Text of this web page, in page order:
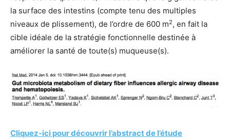
la surface des intestins (compte tenu des multiples
niveaux de plissement), de l’ordre de 600 m2, en fait la
cible idéale de la stratégie fonctionnelle destinée à
améliorer la santé de toute(s) muqueuse(s).
Cliquez-ici pour découvrir l’abstract de l’étude